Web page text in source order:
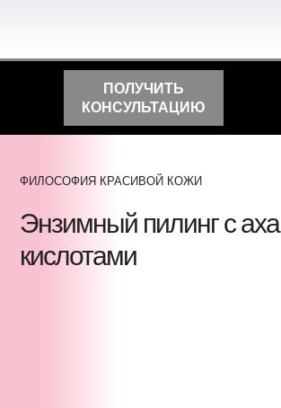
ПОЛУЧИТЬ
КОНСУЛЬТАЦИЮ
ФИЛОСОФИЯ КРАСИВОЙ КОЖИ
Энзимный пилинг с аха
кислотами